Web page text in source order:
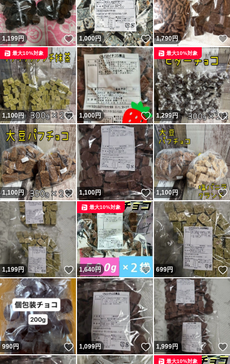
1,199円 いいね！
1,000円 いいね！
1,790円
1,100円 いいね！
最大10%対象
1,000円 いいね！
1,299円
最大10%対象
1,100円 いいね！
1,100円 いいね！
1,100円
1,199円 いいね！
1,640円 いいね！
最大10%対象
699円
990円 いいね！
1,099円 いいね！
1,999円
最大10%対象